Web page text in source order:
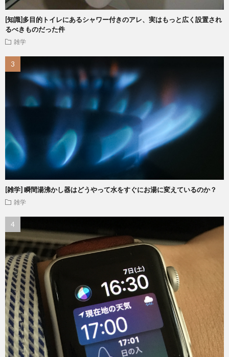
[知識]多目的トイレにあるシャワー付きのアレ、実はもっと広く設置され
るべきものだった件
雑学
[雑学] 瞬間湯沸かし器はどうやって水をすぐにお湯に変えているのか？
雑学